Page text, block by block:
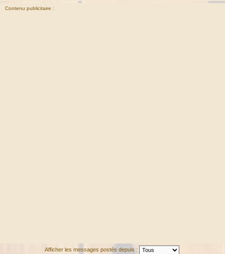
Contenu publicitaire :
Afficher les messages postés depuis :